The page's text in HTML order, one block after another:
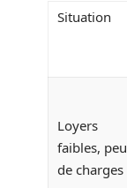
Situation
Loyers
faibles, peu
de charges